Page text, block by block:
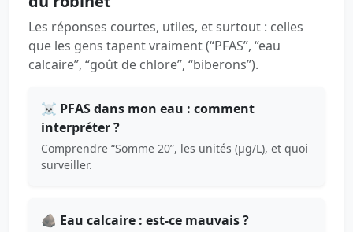
Les réponses courtes, utiles, et surtout : celles
que les gens tapent vraiment (“PFAS”, “eau
calcaire”, “goût de chlore”, “biberons”).
☠️ PFAS dans mon eau : comment
interpréter ?
Comprendre “Somme 20”, les unités (µg/L), et quoi
surveiller.
🪨 Eau calcaire : est-ce mauvais ?